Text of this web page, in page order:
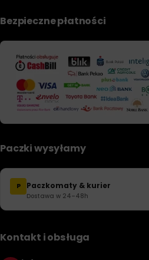
Bezpieczne płatności
Paczki wysyłamy
P Paczkomaty & kurier
Dostawa w 24–48h
Kontakt i obsługa